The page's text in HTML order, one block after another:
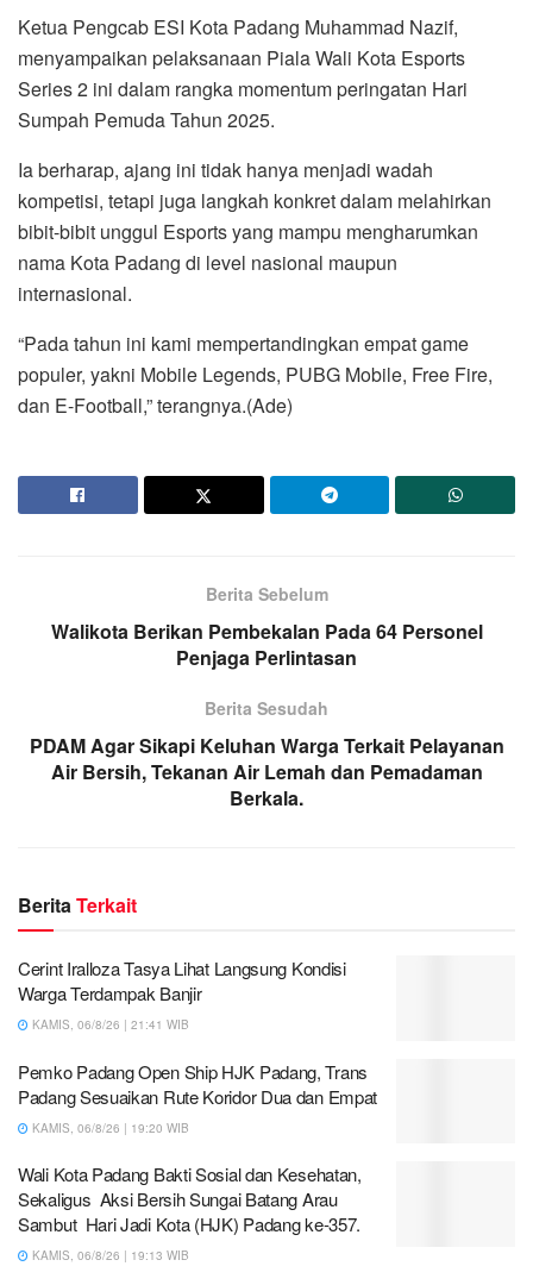
Ketua Pengcab ESI Kota Padang Muhammad Nazif,
menyampaikan pelaksanaan Piala Wali Kota Esports
Series 2 ini dalam rangka momentum peringatan Hari
Sumpah Pemuda Tahun 2025.
Ia berharap, ajang ini tidak hanya menjadi wadah
kompetisi, tetapi juga langkah konkret dalam melahirkan
bibit-bibit unggul Esports yang mampu mengharumkan
nama Kota Padang di level nasional maupun
internasional.
“Pada tahun ini kami mempertandingkan empat game
populer, yakni Mobile Legends, PUBG Mobile, Free Fire,
dan E-Football,” terangnya.(Ade)
Berita Sebelum
Walikota Berikan Pembekalan Pada 64 Personel
Penjaga Perlintasan
Berita Sesudah
PDAM Agar Sikapi Keluhan Warga Terkait Pelayanan
Air Bersih, Tekanan Air Lemah dan Pemadaman
Berkala.
BeritaTerkait
Cerint Iralloza Tasya Lihat Langsung Kondisi
Warga Terdampak Banjir
KAMIS, 06/8/26 | 21:41 WIB
Pemko Padang Open Ship HJK Padang, Trans
Padang Sesuaikan Rute Koridor Dua dan Empat
KAMIS, 06/8/26 | 19:20 WIB
Wali Kota Padang Bakti Sosial dan Kesehatan,
Sekaligus Aksi Bersih Sungai Batang Arau
Sambut Hari Jadi Kota (HJK) Padang ke-357.
KAMIS, 06/8/26 | 19:13 WIB